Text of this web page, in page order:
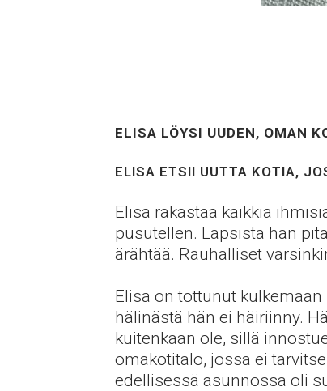
ELISA LÖYSI UUDEN, OMAN
ELISA ETSII UUTTA KOTIA,
Elisa rakastaa kaikkia
pusutellen. Lapsista hän
ärähtää. Rauhalliset
Elisa on tottunut
hälinästä hän ei häiriinny.
kuitenkaan ole, sillä
omakotitalo, jossa ei
edellisessä asunnossa oli